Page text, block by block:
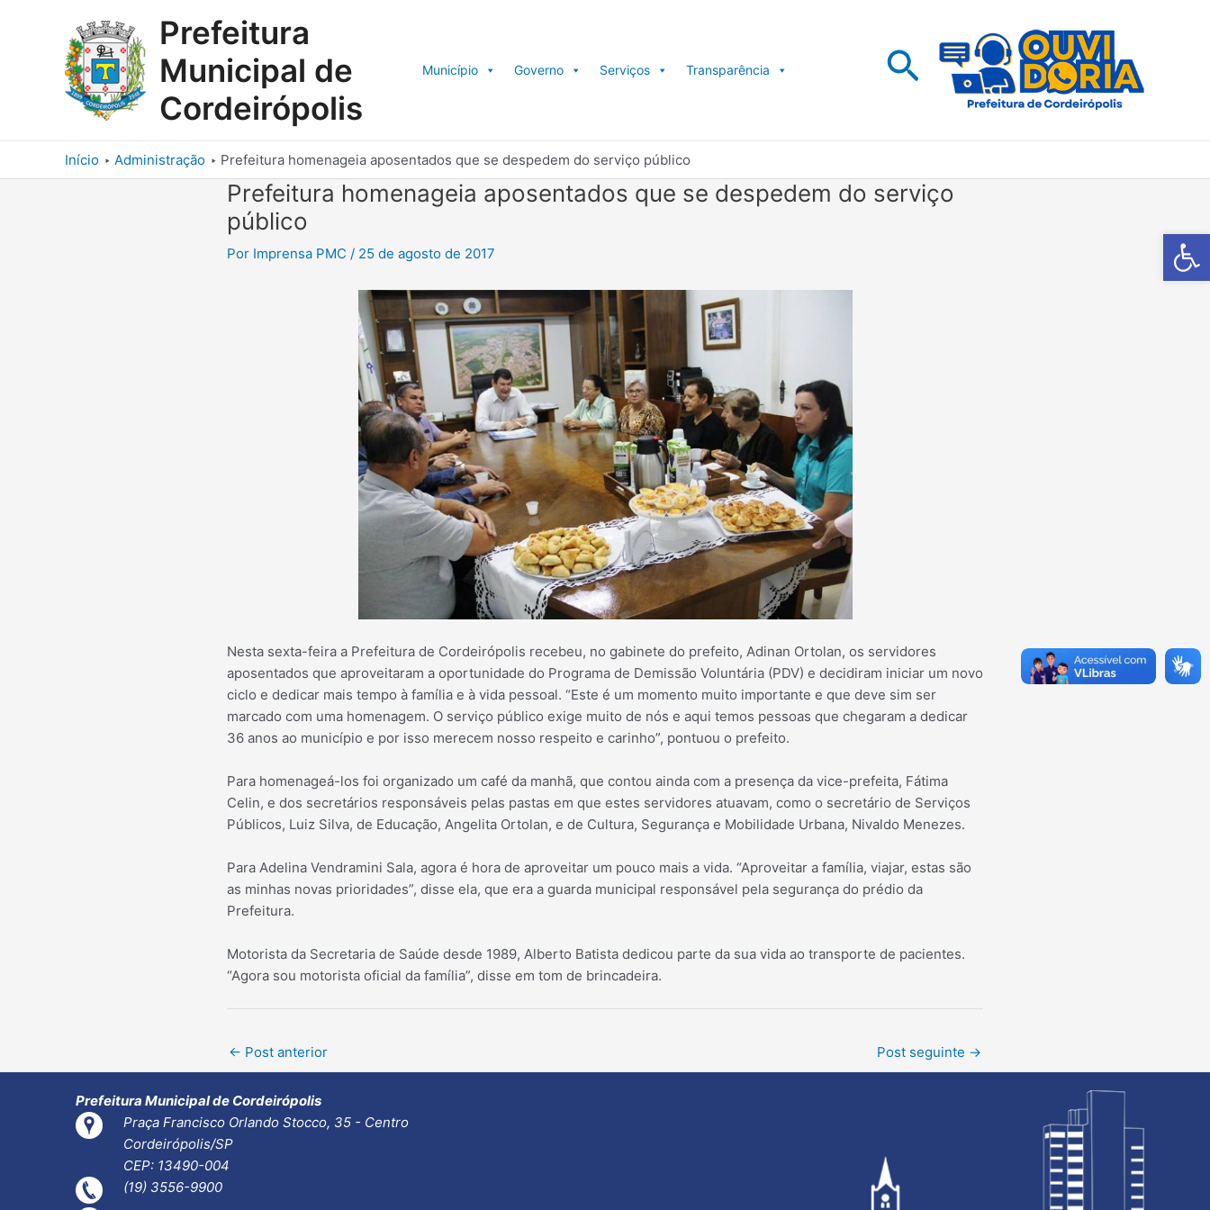
Barra de
Prefeitura
Municipal de
Cordeirópolis
Município Governo Serviços Transparência Pesquisar
Início Administração Prefeitura homenageia aposentados que se despedem do serviço público
Prefeitura homenageia aposentados que se despedem do serviço
público
Por Imprensa PMC / 25 de agosto de 2017
Nesta sexta-feira a Prefeitura de Cordeirópolis recebeu, no gabinete do prefeito, Adinan Ortolan, os servidores
aposentados que aproveitaram a oportunidade do Programa de Demissão Voluntária (PDV) e decidiram iniciar um novo
ciclo e dedicar mais tempo à família e à vida pessoal. “Este é um momento muito importante e que deve sim ser
marcado com uma homenagem. O serviço público exige muito de nós e aqui temos pessoas que chegaram a dedicar
36 anos ao município e por isso merecem nosso respeito e carinho”, pontuou o prefeito.
Para homenageá-los foi organizado um café da manhã, que contou ainda com a presença da vice-prefeita, Fátima
Celin, e dos secretários responsáveis pelas pastas em que estes servidores atuavam, como o secretário de Serviços
Públicos, Luiz Silva, de Educação, Angelita Ortolan, e de Cultura, Segurança e Mobilidade Urbana, Nivaldo Menezes.
Para Adelina Vendramini Sala, agora é hora de aproveitar um pouco mais a vida. “Aproveitar a família, viajar, estas são
as minhas novas prioridades”, disse ela, que era a guarda municipal responsável pela segurança do prédio da
Prefeitura.
Motorista da Secretaria de Saúde desde 1989, Alberto Batista dedicou parte da sua vida ao transporte de pacientes.
“Agora sou motorista oficial da família”, disse em tom de brincadeira.
Post
← Post anterior Post seguinte →
Prefeitura Municipal de Cordeirópolis
Praça Francisco Orlando Stocco, 35 - Centro
Cordeirópolis/SP
CEP: 13490-004
(19) 3556-9900